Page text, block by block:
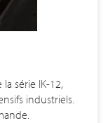
série IK-12,
industriels.